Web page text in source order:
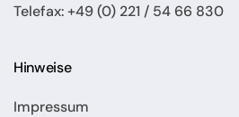
Telefax: +49 (0) 221 / 54 66 830
Hinweise
Impressum